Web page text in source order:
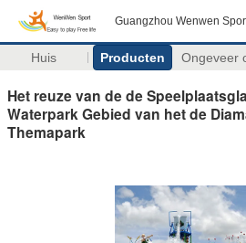
Guangzhou Wenwen
Huis Producten Ongeveer
Het reuze van de de
Waterpark Gebied van het de
Themapark